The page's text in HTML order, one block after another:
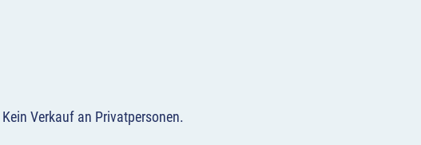
Kein Verkauf an Privatpersonen.